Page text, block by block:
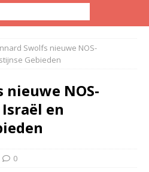
Swolfs nieuwe NOS-
Gebieden
nieuwe NOS-
en
0